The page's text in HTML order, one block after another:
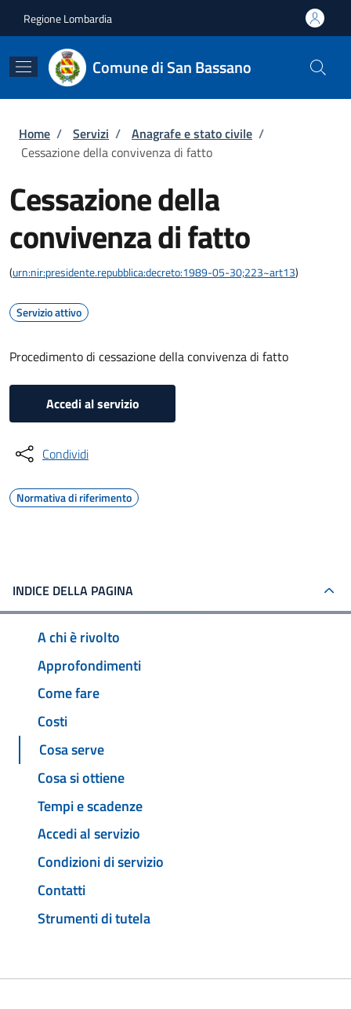
Regione Lombardia
Comune di San Bassano
Briciole di pane
Home / Servizi / Anagrafe e stato civile /
Cessazione della convivenza di fatto
Cessazione della
convivenza di fatto
(urn:nir:presidente.repubblica:decreto:1989-05-30;223~art13)
Servizio attivo
Procedimento di cessazione della convivenza di fatto
Accedi al servizio
Condividi
Normativa di riferimento
INDICE DELLA PAGINA
A chi è rivolto
Approfondimenti
Come fare
Costi
Cosa serve
Cosa si ottiene
Tempi e scadenze
Accedi al servizio
Condizioni di servizio
Contatti
Strumenti di tutela